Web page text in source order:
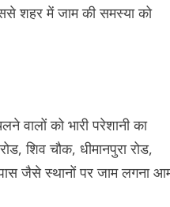
शहर में जाम की समस्या को
वालों को भारी परेशानी का
शिव चौक, धीमानपुरा रोड,
जैसे स्थानों पर जाम लगना